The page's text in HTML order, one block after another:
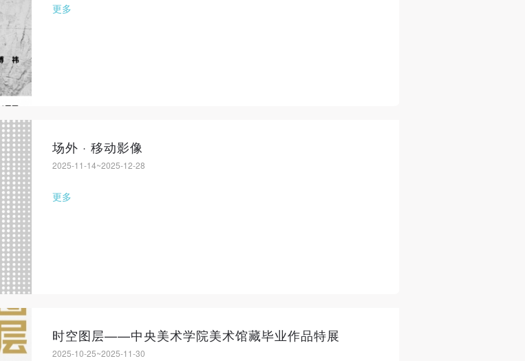
更多
场外 · 移动影像
2025-11-14~2025-12-28
更多
时空图层——中央美术学院美术馆藏毕业作品特展
2025-10-25~2025-11-30
快捷登录
手机号码将作为您的登录账号
登录